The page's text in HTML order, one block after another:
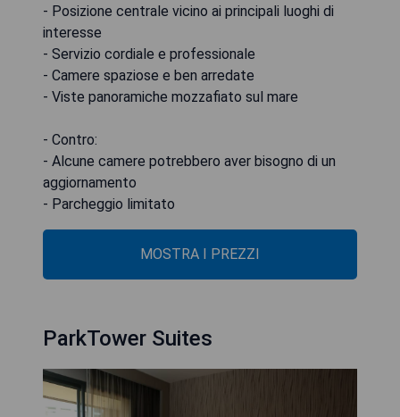
- Posizione centrale vicino ai principali luoghi di
interesse
- Servizio cordiale e professionale
- Camere spaziose e ben arredate
- Viste panoramiche mozzafiato sul mare
- Contro:
- Alcune camere potrebbero aver bisogno di un
aggiornamento
- Parcheggio limitato
MOSTRA I PREZZI
ParkTower Suites